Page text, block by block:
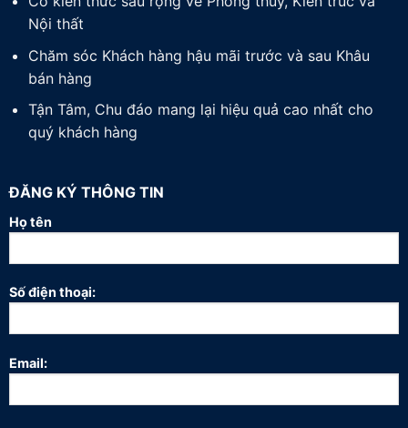
Nội thất
Chăm sóc Khách hàng hậu mãi trước và sau Khâu
bán hàng
Tận Tâm, Chu đáo mang lại hiệu quả cao nhất cho
quý khách hàng
ĐĂNG KÝ THÔNG TIN
Họ tên
Số điện thoại:
Email: